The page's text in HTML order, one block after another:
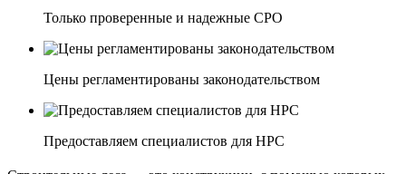
Только проверенные и надежные СРО
Цены регламентированы законодательством
Предоставляем специалистов для НРС